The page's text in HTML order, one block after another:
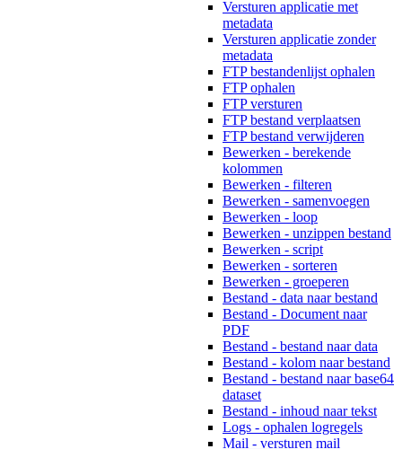
Versturen applicatie met
metadata
Versturen applicatie zonder
metadata
FTP bestandenlijst ophalen
FTP ophalen
FTP versturen
FTP bestand verplaatsen
FTP bestand verwijderen
Bewerken - berekende
kolommen
Bewerken - filteren
Bewerken - samenvoegen
Bewerken - loop
Bewerken - unzippen bestand
Bewerken - script
Bewerken - sorteren
Bewerken - groeperen
Bestand - data naar bestand
Bestand - Document naar
PDF
Bestand - bestand naar data
Bestand - kolom naar bestand
Bestand - bestand naar base64
dataset
Bestand - inhoud naar tekst
Logs - ophalen logregels
Mail - versturen mail